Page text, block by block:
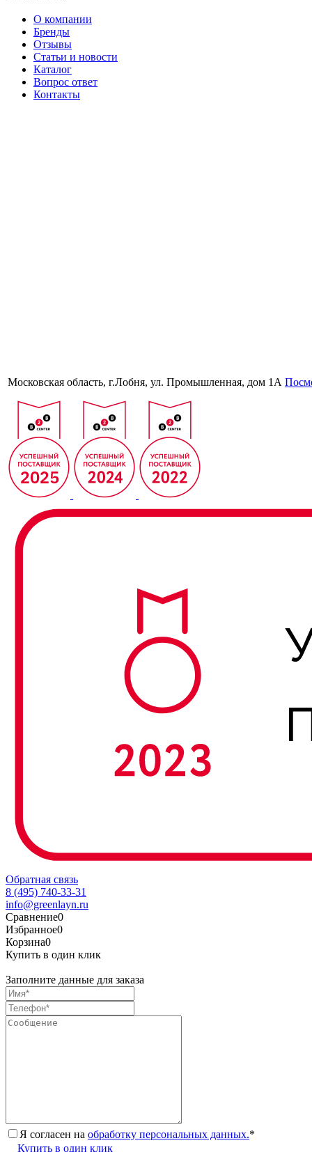
О компании
Бренды
Отзывы
Статьи и новости
Каталог
Вопрос ответ
Контакты
Московская область, г.Лобня, ул. Промышленная, дом 1А
Обратная связь
8 (495) 740-33-31
info@greenlayn.ru
Сравнение0
Избранное0
Корзина0
Купить в один клик
Заполните данные для заказа
Я согласен на обработку персональных данных.*
Купить в один клик